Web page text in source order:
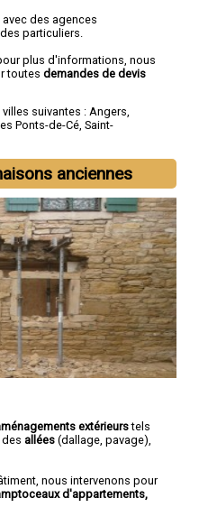
des agences
particuliers.
plus d'informations, nous
toutes demandes de devis
suivantes : Angers,
Ponts-de-Cé, Saint-
anciennes
extérieurstels
, des allées (dallage, pavage),
nous intervenons pour
d'appartements,